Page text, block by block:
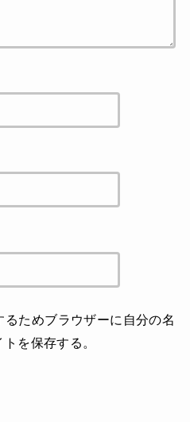
ためブラウザーに自分の名
を保存する。